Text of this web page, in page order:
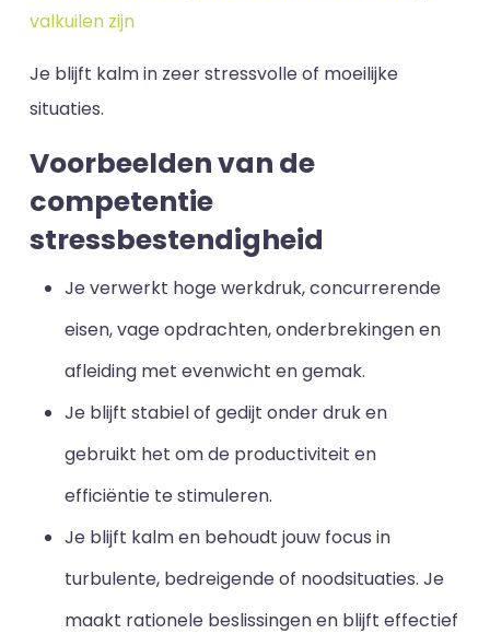
valkuilen zijn
Je blijft kalm in zeer stressvolle of moeilijke
situaties.
Voorbeelden van de
competentie
stressbestendigheid
Je verwerkt hoge werkdruk, concurrerende
eisen, vage opdrachten, onderbrekingen en
afleiding met evenwicht en gemak.
Je blijft stabiel of gedijt onder druk en
gebruikt het om de productiviteit en
efficiëntie te stimuleren.
Je blijft kalm en behoudt jouw focus in
turbulente, bedreigende of noodsituaties. Je
maakt rationele beslissingen en blijft effectief